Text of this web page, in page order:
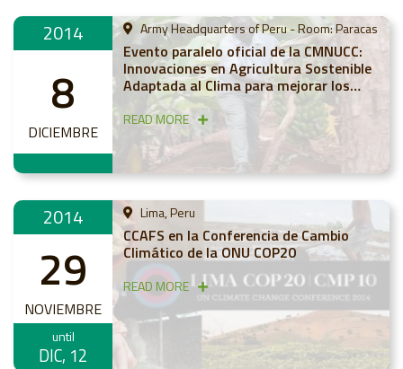
2014
8
DICIEMBRE
Army Headquarters of Peru - Room: Paracas
Evento paralelo oficial de la CMNUCC:
Innovaciones en Agricultura Sostenible
Adaptada al Clima para mejorar los
ingresos rurales bajo el cambio
climático
READ MORE
2014
29
NOVIEMBRE
until
DIC, 12
Lima, Peru
CCAFS en la Conferencia de Cambio
Climático de la ONU COP20
READ MORE